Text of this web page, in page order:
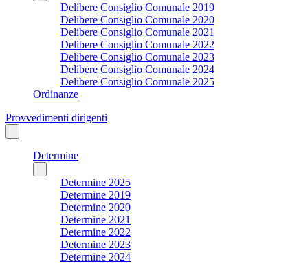
Delibere Consiglio Comunale 2019
Delibere Consiglio Comunale 2020
Delibere Consiglio Comunale 2021
Delibere Consiglio Comunale 2022
Delibere Consiglio Comunale 2023
Delibere Consiglio Comunale 2024
Delibere Consiglio Comunale 2025
Ordinanze
Provvedimenti dirigenti
Determine
Determine 2025
Determine 2019
Determine 2020
Determine 2021
Determine 2022
Determine 2023
Determine 2024